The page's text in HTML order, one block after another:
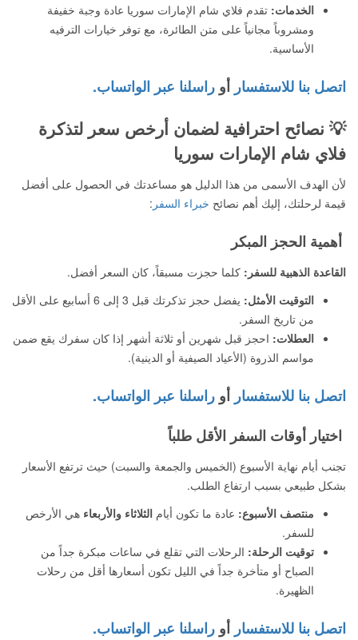
الخدمات: تقدم فلاي شام الإمارات سوريا عادة وجبة خفيفة
ومشروباً مجانياً على متن الطائرة، مع توفر خيارات الترفيه
الأساسية.
اتصل بنا للاستفسار أو راسلنا عبر الواتساب.
💡 نصائح احترافية لضمان أرخص سعر لتذكرة
فلاي شام الإمارات سوريا
لأن الهدف الأسمى من هذا الدليل هو مساعدتك في الحصول على أفضل
قيمة لرحلتك، إليك أهم نصائح خبراء السفر :
أهمية الحجز المبكر
القاعدة الذهبية للسفر: كلما حجزت مسبقاً، كان السعر أفضل.
التوقيت الأمثل:
يفضل حجز تذكرتك قبل 3 إلى 6 أسابيع على الأقل
من تاريخ السفر.
العطلات: احجز قبل شهرين أو ثلاثة أشهر إذا كان سفرك يقع ضمن
مواسم الذروة (الأعياد الصيفية أو الدينية).
اتصل بنا للاستفسار أو راسلنا عبر الواتساب.
اختيار أوقات السفر الأقل طلباً
تجنب أيام نهاية الأسبوع (الخميس والجمعة والسبت) حيث ترتفع الأسعار
بشكل طبيعي بسبب ارتفاع الطلب.
منتصف الأسبوع: عادة ما تكون أيام الثلاثاء والأربعاء هي الأرخص
للسفر.
توقيت الرحلة: الرحلات التي تقلع في ساعات مبكرة جداً من
الصباح أو متأخرة جداً في الليل تكون أسعارها أقل من رحلات
الظهيرة.
اتصل بنا للاستفسار أو راسلنا عبر الواتساب.